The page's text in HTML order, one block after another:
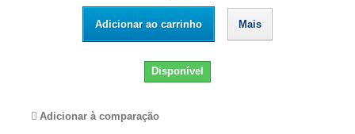
Adicionar ao carrinho Mais
Disponível
Adicionar à comparação